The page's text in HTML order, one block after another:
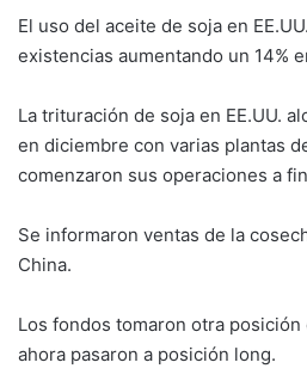
El uso del aceite de soja en
existencias aumentando un 14%
La trituración de soja en EE.UU.
en diciembre con varias plantas
comenzaron sus operaciones a
Se informaron ventas de la
China.
Los fondos tomaron otra
ahora pasaron a posición long.